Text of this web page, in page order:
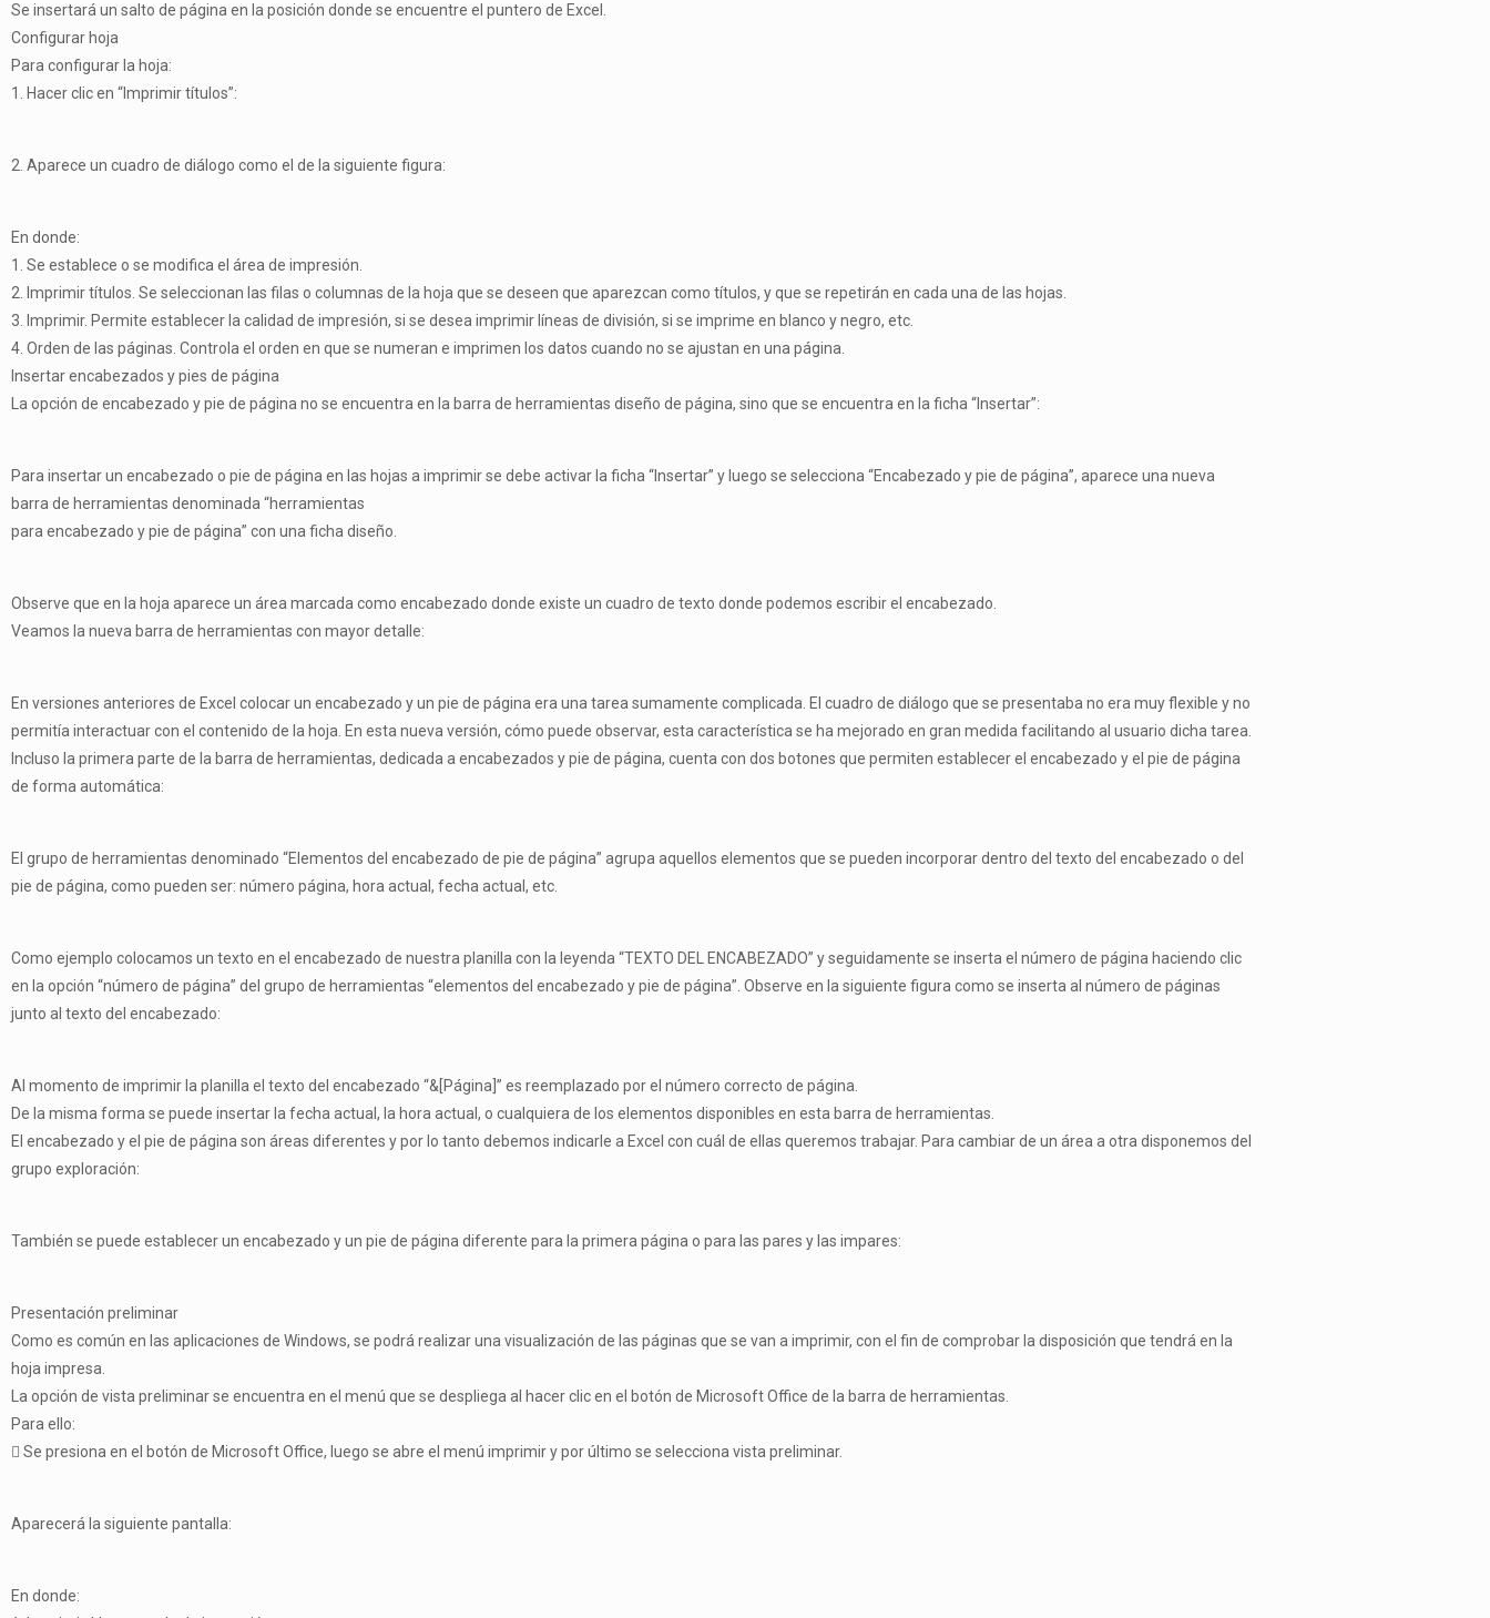
Se insertará un salto de página en la posición donde se encuentre el puntero de Excel.
Configurar hoja
Para configurar la hoja:
1. Hacer clic en “Imprimir títulos”:
2. Aparece un cuadro de diálogo como el de la siguiente figura:
En donde:
1. Se establece o se modifica el área de impresión.
2. Imprimir títulos. Se seleccionan las filas o columnas de la hoja que se deseen que aparezcan como títulos, y que se repetirán en cada una de las hojas.
3. Imprimir. Permite establecer la calidad de impresión, si se desea imprimir líneas de división, si se imprime en blanco y negro, etc.
4. Orden de las páginas. Controla el orden en que se numeran e imprimen los datos cuando no se ajustan en una página.
Insertar encabezados y pies de página
La opción de encabezado y pie de página no se encuentra en la barra de herramientas diseño de página, sino que se encuentra en la ficha “Insertar”:
Para insertar un encabezado o pie de página en las hojas a imprimir se debe activar la ficha “Insertar” y luego se selecciona “Encabezado y pie de página”, aparece una nueva
barra de herramientas denominada “herramientas
para encabezado y pie de página” con una ficha diseño.
Observe que en la hoja aparece un área marcada como encabezado donde existe un cuadro de texto donde podemos escribir el encabezado.
Veamos la nueva barra de herramientas con mayor detalle:
En versiones anteriores de Excel colocar un encabezado y un pie de página era una tarea sumamente complicada. El cuadro de diálogo que se presentaba no era muy flexible y no
permitía interactuar con el contenido de la hoja. En esta nueva versión, cómo puede observar, esta característica se ha mejorado en gran medida facilitando al usuario dicha tarea.
Incluso la primera parte de la barra de herramientas, dedicada a encabezados y pie de página, cuenta con dos botones que permiten establecer el encabezado y el pie de página
de forma automática:
El grupo de herramientas denominado “Elementos del encabezado de pie de página” agrupa aquellos elementos que se pueden incorporar dentro del texto del encabezado o del
pie de página, como pueden ser: número página, hora actual, fecha actual, etc.
Como ejemplo colocamos un texto en el encabezado de nuestra planilla con la leyenda “TEXTO DEL ENCABEZADO” y seguidamente se inserta el número de página haciendo clic
en la opción “número de página” del grupo de herramientas “elementos del encabezado y pie de página”. Observe en la siguiente figura como se inserta al número de páginas
junto al texto del encabezado:
Al momento de imprimir la planilla el texto del encabezado “&[Página]” es reemplazado por el número correcto de página.
De la misma forma se puede insertar la fecha actual, la hora actual, o cualquiera de los elementos disponibles en esta barra de herramientas.
El encabezado y el pie de página son áreas diferentes y por lo tanto debemos indicarle a Excel con cuál de ellas queremos trabajar. Para cambiar de un área a otra disponemos del
grupo exploración:
También se puede establecer un encabezado y un pie de página diferente para la primera página o para las pares y las impares:
Presentación preliminar
Como es común en las aplicaciones de Windows, se podrá realizar una visualización de las páginas que se van a imprimir, con el fin de comprobar la disposición que tendrá en la
hoja impresa.
La opción de vista preliminar se encuentra en el menú que se despliega al hacer clic en el botón de Microsoft Office de la barra de herramientas.
Para ello:
 Se presiona en el botón de Microsoft Office, luego se abre el menú imprimir y por último se selecciona vista preliminar.
Aparecerá la siguiente pantalla:
En donde: